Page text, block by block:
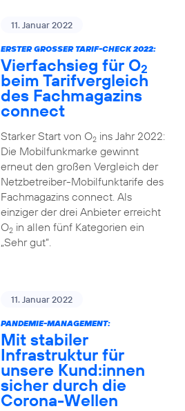
11. Januar 2022
ERSTER GROSSER TARIF-CHECK 2022:
Vierfachsieg für O2
beim Tarifvergleich
des Fachmagazins
connect
Starker Start von O2ins Jahr 2022:
Die Mobilfunkmarke gewinnt
erneut den großen Vergleich der
Netzbetreiber-Mobilfunktarife des
Fachmagazins connect. Als
einziger der drei Anbieter erreicht
O2in allen fünf Kategorien ein
„Sehr gut“.
11. Januar 2022
PANDEMIE-MANAGEMENT:
Mit stabiler
Infrastruktur für
unsere Kund:innen
sicher durch die
Corona-Wellen